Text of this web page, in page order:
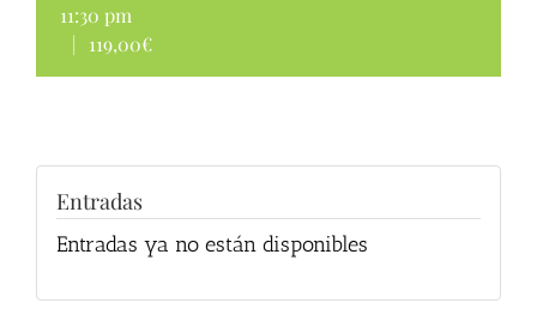
11:30 pm
|
119,00€
Entradas
Entradas ya no están disponibles